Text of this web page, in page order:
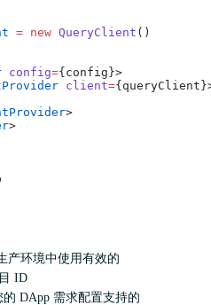
= new QueryClient ()
config={config}>
client=
>
>
产环境中使用有效的
ID
的 DApp 需求配置支持的